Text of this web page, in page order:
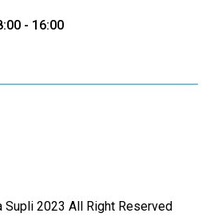
- 16:00
2023 All Right Reserved